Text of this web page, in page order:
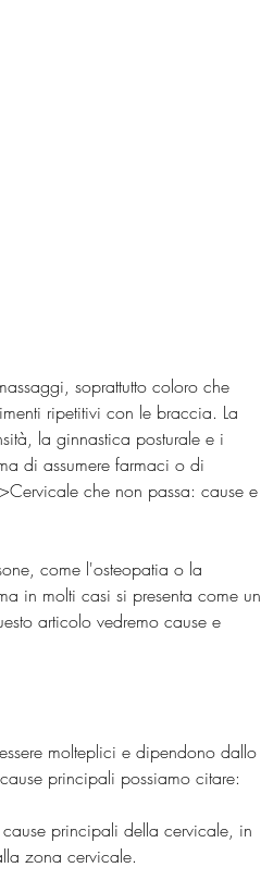
ripetitivi con le braccia. La
la ginnastica posturale e i
di assumere farmaci o di
che non passa: cause e
come l'osteopatia o la
in molti casi si presenta come un
articolo vedremo cause e
molteplici e dipendono dallo
principali possiamo citare:
cause principali della cervicale, in
zona cervicale.